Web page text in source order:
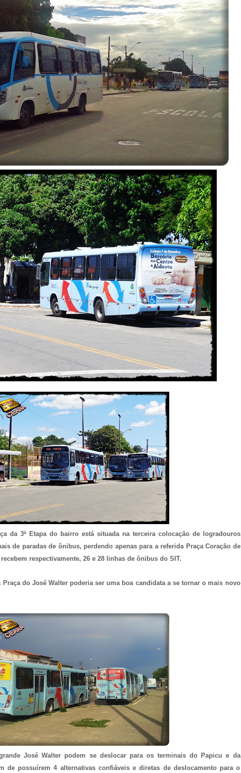
da 3ª Etapa do bairro está situada na terceira colocação de logradouros
de paradas de ônibus, perdendo apenas para a referida Praça Coração de
respectivamente, 26 e 28 linhas de ônibus do SIT.
do José Walter poderia ser uma boa candidata a se tornar o mais novo
José Walter podem se deslocar para os terminais do Papicu e da
de possuírem 4 alternativas confiáveis e diretas de deslocamento para o